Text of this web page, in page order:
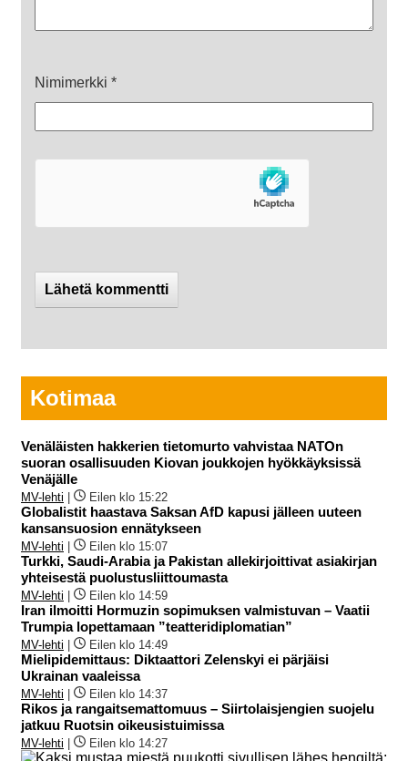
Nimimerkki *
Kotimaa
Venäläisten hakkerien tietomurto vahvistaa NATOn
suoran osallisuuden Kiovan joukkojen hyökkäyksissä
Venäjälle
MV-lehti | Eilen klo 15:22
Globalistit haastava Saksan AfD kapusi jälleen uuteen
kansansuosion ennätykseen
MV-lehti | Eilen klo 15:07
Turkki, Saudi-Arabia ja Pakistan allekirjoittivat asiakirjan
yhteisestä puolustusliittoumasta
MV-lehti | Eilen klo 14:59
Iran ilmoitti Hormuzin sopimuksen valmistuvan – Vaatii
Trumpia lopettamaan ”teatteridiplomatian”
MV-lehti | Eilen klo 14:49
Mielipidemittaus: Diktaattori Zelenskyi ei pärjäisi
Ukrainan vaaleissa
MV-lehti | Eilen klo 14:37
Rikos ja rangaitsemattomuus – Siirtolaisjengien suojelu
jatkuu Ruotsin oikeusistuimissa
MV-lehti | Eilen klo 14:27